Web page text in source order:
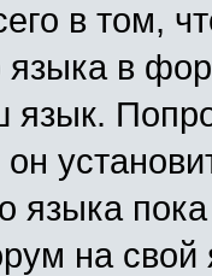
в том,
в
языка
на